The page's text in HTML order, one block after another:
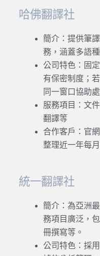
哈佛翻譯社
簡介：提供筆
務，涵蓋多語
公司特色：固
有保密制度；
同一窗口協助
服務項目：文
翻譯等
合作客戶：官
整理近一年每
統一翻譯社
簡介：為亞洲
務項目廣泛，
冊撰寫等。
公司特色：採